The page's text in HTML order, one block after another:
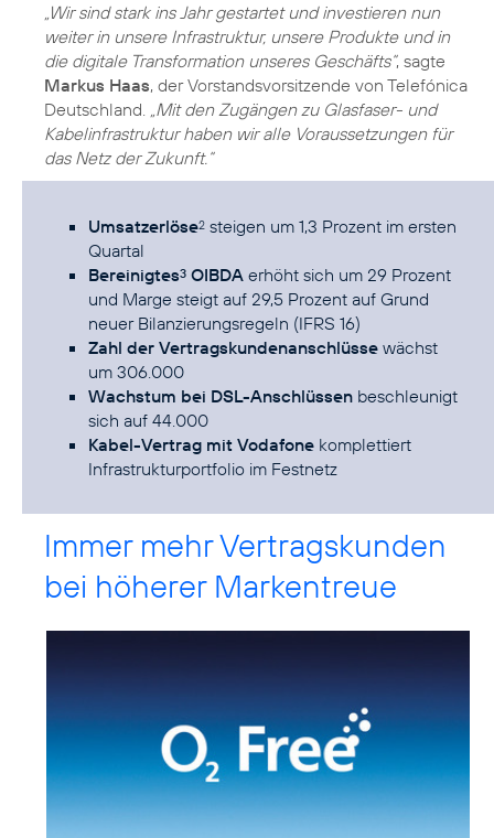
„Wir sind stark ins Jahr gestartet und investieren nun
weiter in unsere Infrastruktur, unsere Produkte und in
die digitale Transformation unseres Geschäfts“, sagte
Markus Haas, der Vorstandsvorsitzende von Telefónica
Deutschland. „Mit den Zugängen zu Glasfaser- und
Kabelinfrastruktur haben wir alle Voraussetzungen für
das Netz der Zukunft.“
Umsatzerlöse2 steigen um 1,3 Prozent im ersten
Quartal
Bereinigtes3 OIBDA erhöht sich um 29 Prozent
und Marge steigt auf 29,5 Prozent auf Grund
neuer Bilanzierungsregeln (IFRS 16)
Zahl der Vertragskundenanschlüsse wächst
um 306.000
Wachstum bei DSL-Anschlüssen beschleunigt
sich auf 44.000
Kabel-Vertrag mit Vodafone komplettiert
Infrastrukturportfolio im Festnetz
Immer mehr Vertragskunden
bei höherer Markentreue